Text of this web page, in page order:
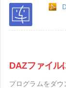
DAZファイル
プログラムをダ